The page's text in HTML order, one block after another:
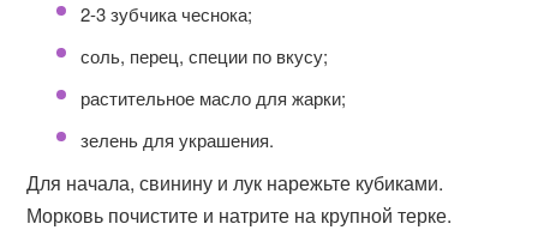
2-3 зубчика чеснока;
соль, перец, специи по вкусу;
растительное масло для жарки;
зелень для украшения.
Для начала, свинину и лук нарежьте кубиками.
Морковь почистите и натрите на крупной терке.